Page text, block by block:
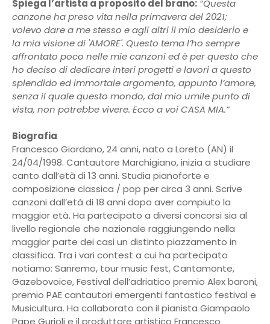
Spiega l’artista a proposito del brano: “Questa
canzone ha preso vita nella primavera del 2021;
volevo dare a me stesso e agli altri il mio desiderio e
la mia visione di 'AMORE'. Questo tema l’ho sempre
affrontato poco nelle mie canzoni ed è per questo che
ho deciso di dedicare interi progetti e lavori a questo
splendido ed immortale argomento, appunto l’amore,
senza il quale questo mondo, dal mio umile punto di
vista, non potrebbe vivere. Ecco a voi CASA MIA.”
Biografia
Francesco Giordano, 24 anni, nato a Loreto (AN) il
24/04/1998. Cantautore Marchigiano, inizia a studiare
canto dall’età di 13 anni. Studia pianoforte e
composizione classica / pop per circa 3 anni. Scrive
canzoni dall’età di 18 anni dopo aver compiuto la
maggior età. Ha partecipato a diversi concorsi sia al
livello regionale che nazionale raggiungendo nella
maggior parte dei casi un distinto piazzamento in
classifica. Tra i vari contest a cui ha partecipato
notiamo: Sanremo, tour music fest, Cantamonte,
Gazebovoice, Festival dell’adriatico premio Alex baroni,
premio PAE cantautori emergenti fantastico festival e
Musicultura. Ha collaborato con il pianista Giampaolo
Pape Gurioli e il produttore artistico Francesco